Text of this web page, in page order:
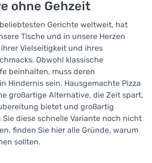
ohne Gehzeit
Gerichte weltweit, hat
Tische und in unsere Herzen
Vielseitigkeit und ihres
Obwohl klassische
beinhalten, muss deren
Hindernis sein. Hausgemachte Pizza
großartige Alternative, die Zeit spart,
bietet und großartig
Sie diese schnelle Variante noch nicht
finden Sie hier alle Gründe, warum
sollten.